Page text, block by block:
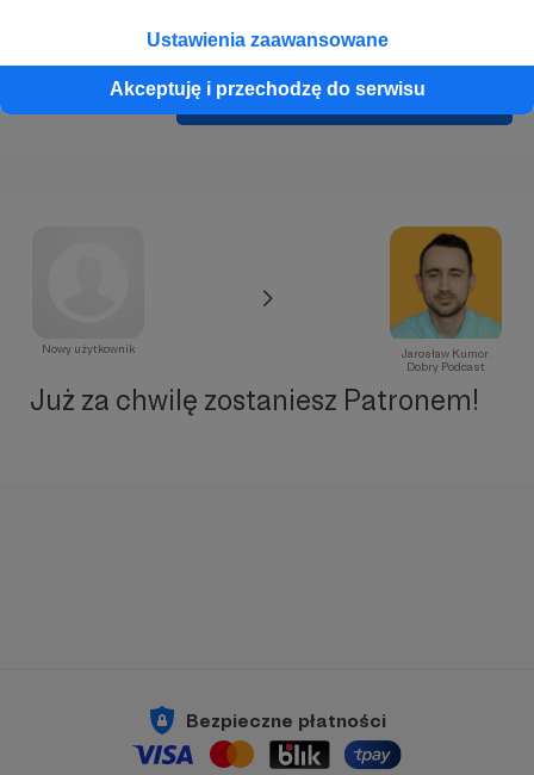
Ustawienia zaawansowane
Akceptuję i przechodzę do serwisu
Cofnij Zarejestruj się i przejdź dalej
Nowy użytkownik
Jarosław Kumor.
Dobry Podcast
Już za chwilę zostaniesz Patronem!
Bezpieczne płatności